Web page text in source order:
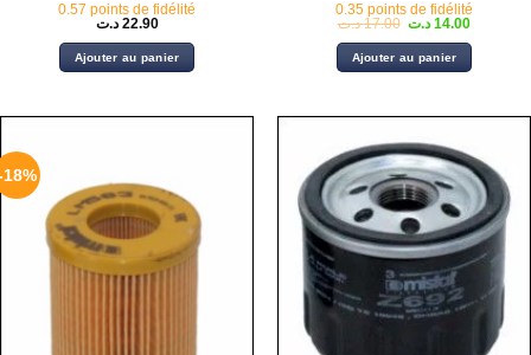
0.57 points de fidélité
22.90 د.ت
Ajouter au panier
0.35 points de fidélité
17.00 د.ت
Le
initial
était :
14.00 د.ت
Le
actuel
est :
Ajouter au panier